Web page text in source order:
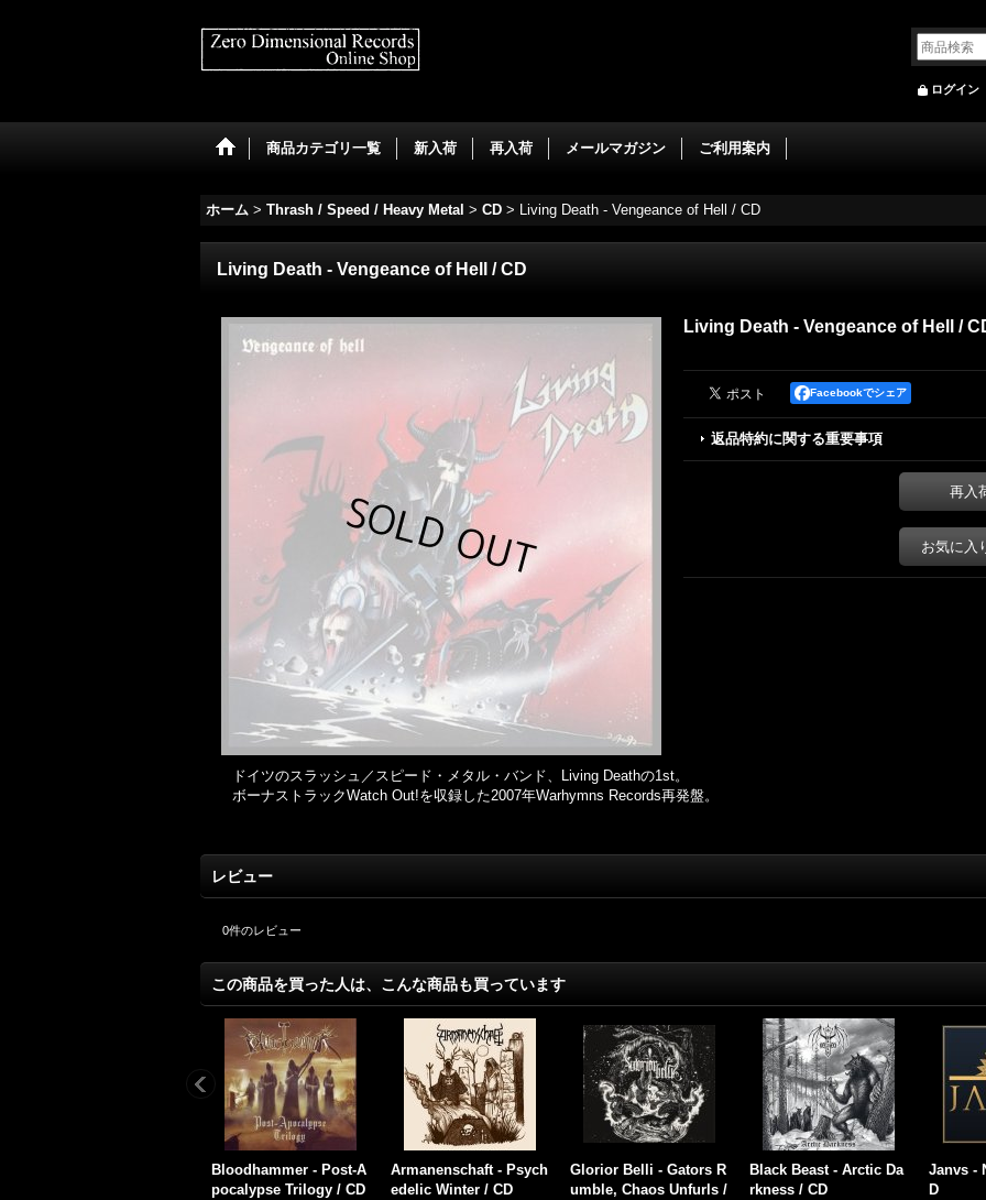
ログイン
商品カテゴリ一覧 新入荷 再入荷 メールマガジン ご利用案内
ホーム > Thrash / Speed / Heavy Metal > CD > Living Death - Vengeance of Hell / CD
Living Death - Vengeance of Hell / CD
Living Death - Vengeance of Hell /
Facebookでシェア
返品特約に関する重要事項
再入
お気に入
ドイツのスラッシュ／スピード・メタル・バンド、Living Deathの1st。
ボーナストラックWatch Out!を収録した2007年Warhymns Records再発盤。
レビュー
0件のレビュー
この商品を買った人は、こんな商品も買っています
Nortt - Endeligt / DigiC
D
Odal - Geistes Unruh /
CD
Death Yell - Descent int
o Hell / CD
Ebola - Hell's Death Me
tal / CD
Vital
s of